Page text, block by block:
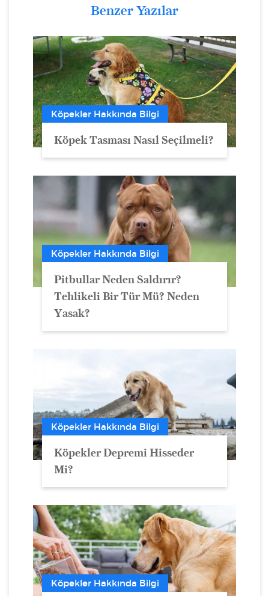
Benzer Yazılar
Köpekler Hakkında Bilgi
Köpek Tasması Nasıl Seçilmeli?
Köpekler Hakkında Bilgi
Pitbullar Neden Saldırır?
Tehlikeli Bir Tür Mü? Neden
Yasak?
Köpekler Hakkında Bilgi
Köpekler Depremi Hisseder
Mi?
Köpekler Hakkında Bilgi